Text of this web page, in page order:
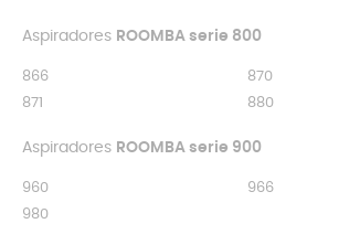
Aspiradores ROOMBA serie 800
866
870
871
880
Aspiradores ROOMBA serie 900
960
966
980